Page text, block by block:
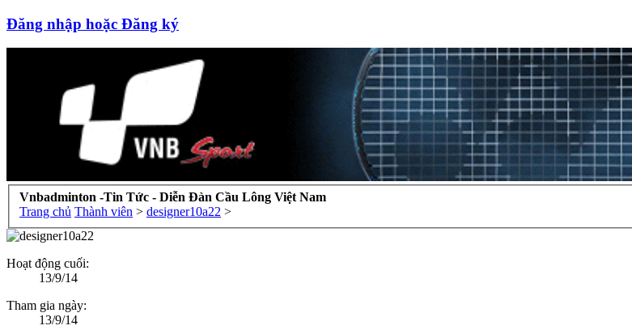
Đăng nhập hoặc Đăng ký
Vnbadminton -Tin Tức - Diễn Đàn Cầu Lông Việt Nam
Trang chủ Thành viên > designer10a22 >
Hoạt động cuối:
13/9/14
Tham gia ngày:
13/9/14